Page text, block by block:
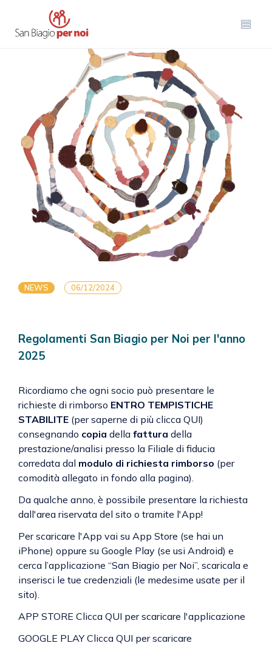
NEWS 06/12/2024
Regolamenti San Biagio per Noi per l'anno
2025
Ricordiamo che ogni socio può presentare le
richieste di rimborso ENTRO TEMPISTICHE
STABILITE (per saperne di più clicca QUI)
consegnando copia della fattura della
prestazione/analisi presso la Filiale di fiducia
corredata dal modulo di richiesta rimborso (per
comodità allegato in fondo alla pagina).
Da qualche anno, è possibile presentare la richiesta
dall'area riservata del sito o tramite l'App!
Per scaricare l'App vai su App Store (se hai un
iPhone) oppure su Google Play (se usi Android) e
cerca l’applicazione “San Biagio per Noi”, scaricala e
inserisci le tue credenziali (le medesime usate per il
sito).
APP STORE Clicca QUI per scaricare l'applicazione
GOOGLE PLAY Clicca QUI per scaricare